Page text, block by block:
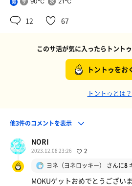
男
12 67
このサ活が気に入ったらトント
トントゥをお
トントゥとは？
他3件のコメントを表示
NORI
2023.12.08 23:26 2
ヨネ（ヨネロッキー） さんに8
MOKUゲットおめでとうござい